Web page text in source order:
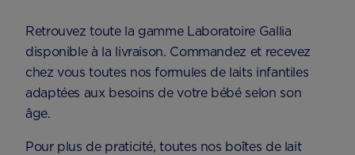
Retrouvez toute la gamme Laboratoire Gallia
disponible à la livraison. Commandez et recevez
chez vous toutes nos formules de laits infantiles
adaptées aux besoins de votre bébé selon son
âge.
Pour plus de praticité, toutes nos boîtes de lait